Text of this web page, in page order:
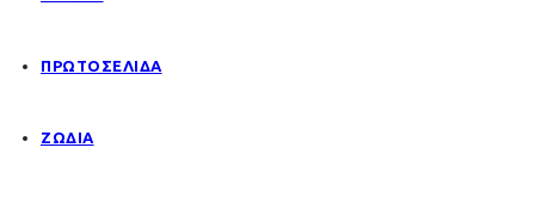
ΠΡΩΤΟΣΕΛΙΔΑ
ΖΩΔΙΑ